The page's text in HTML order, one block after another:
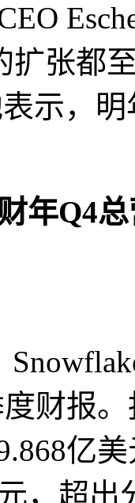
扩张都
示，
年Q4
财报
亿
，超